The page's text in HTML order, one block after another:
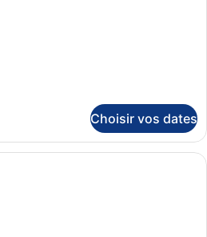
Choisir vos dates